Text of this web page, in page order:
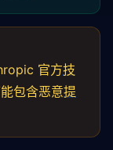
官方技
包含恶意提